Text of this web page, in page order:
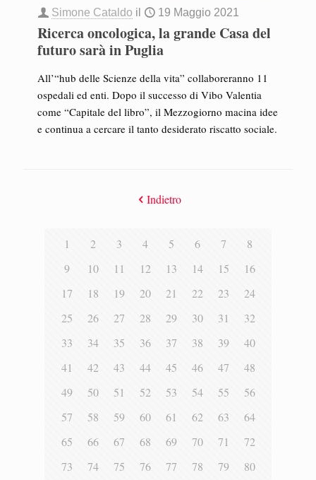
Simone Cataldo il 19 Maggio 2021
Ricerca oncologica, la grande Casa del
futuro sarà in Puglia
All’“hub delle Scienze della vita” collaboreranno 11
ospedali ed enti. Dopo il successo di Vibo Valentia
come “Capitale del libro”, il Mezzogiorno macina idee
e continua a cercare il tanto desiderato riscatto sociale.
Indietro
1 2 3 4 5 6 7
8
9
10 11 12 13 14 15
16
17
18 19 20 21 22 23
24
25
26 27 28 29 30 31
32
33
34 35 36 37 38 39
40
41
42 43 44 45 46 47
48
49
50 51 52 53 54 55
56
57
58 59 60 61 62 63
64
65
66 67 68 69 70 71
72
73
74 75 76 77 78 79
80